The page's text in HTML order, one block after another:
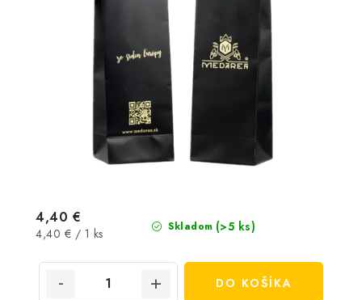
Skladom (>5 ks)
4,40 €
Jednotková
4,40 € / 1 ks
DO KOŠÍKA